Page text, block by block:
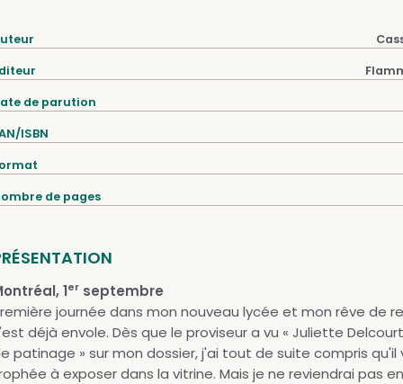
de parution
ISBN
de pages
1erseptembre
journée dans mon nouveau lycée et mon rêve de
déjà envole. Dès que le proviseur a vu « Juliette
patinage » sur mon dossier, j'ai tout de suite compris qu'il
à exposer dans la vitrine. Mais je ne reviendrai pas